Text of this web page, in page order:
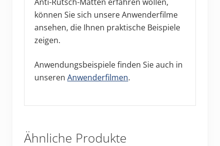
können Sie sich unsere Anwenderfilme
ansehen, die Ihnen praktische Beispiele
zeigen.
Anwendungsbeispiele finden Sie auch in
unseren Anwenderfilmen.
Ähnliche Produkte